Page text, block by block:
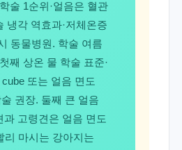
술 1순위·얼음은 혈관
냉각 역효과·저체온증
동물병원. 학술 여름
째 상온 물 학술 표준·
또는 얼음 면도
권장. 둘째 큰 얼음
과 고령견은 얼음 면도
리 마시는 강아지는